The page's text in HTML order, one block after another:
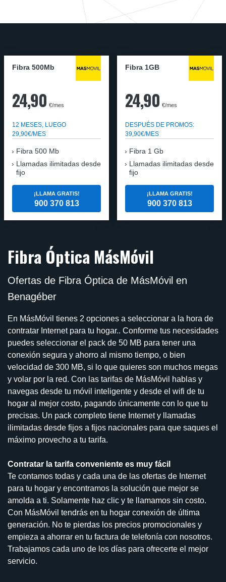
Fibra 500Mb
24,90 €/mes
12 MESES, LUEGO
29,90€/MES
Fibra 500 Mb
Llamadas ilimitadas desde
fijo
¡LLAMA GRATIS!
900 370 813
Fibra 1GB
24,90 €/mes
DESPUÉS DE PROMOS:
39,90€/MES
Fibra 1 Gb
Llamadas ilimitadas desde
fijo
¡LLAMA GRATIS!
900 370 813
Fibra Óptica MásMóvil
Ofertas de Fibra Óptica de MásMóvil en
Benagéber
En MásMóvil tienes 2 opciones a seleccionar a la hora de
contratar Internet para tu hogar.. Conforme tus necesidades
puedes seleccionar el pack de 50 MB para tener una
conexión segura y ahorro al mismo tiempo, o bien
velocidad de 300 MB, si lo que quieres son muchos megas
y volar por la red. Con las tarifas de MásMóvil hablas y
navegas desde tu móvil inteligente y desde el wifi de tu
hogar al mejor costo, pagando únicamente con lo que tu
precisas. Un pack completo tiene Internet y llamadas
ilimitadas desde fijos a fijos nacionales para que saques el
máximo provecho a tu tarifa.
Contratar la tarifa conveniente es muy fácil
Te contamos todas y cada una de las ofertas de Internet
para tu hogar y encontramos la solución que mejor se
amolda a ti. Solamente haz clic y te llamamos sin costo.
Con MásMóvil tendrás en tu hogar conexión de última
generación. No te pierdas los precios promocionales y
empieza a ahorrar en tu factura de telefonía con nosotros.
Trabajamos cada uno de los días para ofrecerte el mejor
servicio.